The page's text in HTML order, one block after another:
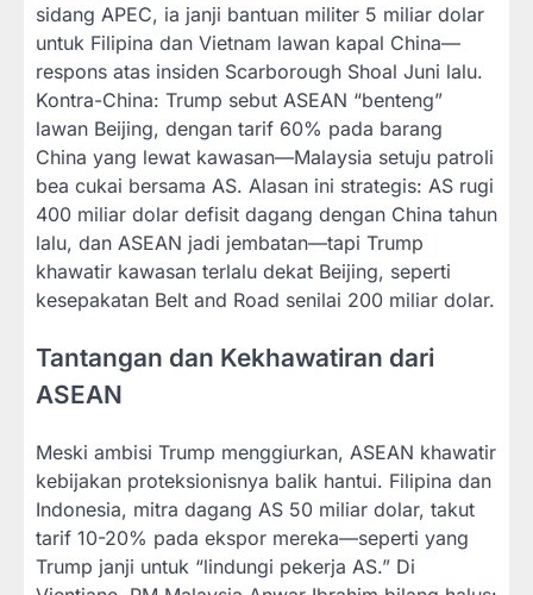
sidang APEC, ia janji bantuan militer 5 miliar dolar
untuk Filipina dan Vietnam lawan kapal China—
respons atas insiden Scarborough Shoal Juni lalu.
Kontra-China: Trump sebut ASEAN “benteng”
lawan Beijing, dengan tarif 60% pada barang
China yang lewat kawasan—Malaysia setuju patroli
bea cukai bersama AS. Alasan ini strategis: AS rugi
400 miliar dolar defisit dagang dengan China tahun
lalu, dan ASEAN jadi jembatan—tapi Trump
khawatir kawasan terlalu dekat Beijing, seperti
kesepakatan Belt and Road senilai 200 miliar dolar.
Tantangan dan Kekhawatiran dari
ASEAN
Meski ambisi Trump menggiurkan, ASEAN khawatir
kebijakan proteksionisnya balik hantui. Filipina dan
Indonesia, mitra dagang AS 50 miliar dolar, takut
tarif 10-20% pada ekspor mereka—seperti yang
Trump janji untuk “lindungi pekerja AS.” Di